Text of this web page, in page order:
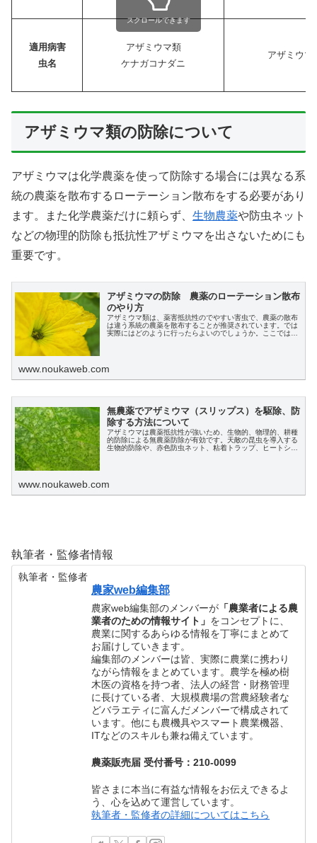
適用病害
虫名
アザミウマ類
ケナガコナダニ
アザミウマ
スクロールできます
アザミウマ類の防除について
アザミウマは化学農薬を使って防除する場合には異なる系
統の農薬を散布するローテーション散布をする必要があり
ます。また化学農薬だけに頼らず、 生物農薬や防虫ネット
などの物理的防除も抵抗性アザミウマを出さないためにも
重要です。
アザミウマの防除 農薬のローテーション散布
のやり方
アザミウマ類は、薬害抵抗性のでやすい害虫で、農薬の散布
は違う系統の農薬を散布することが推奨されています。では
実際にはどのように行ったらよいのでしょうか。ここではア
www.noukaweb.com
無農薬でアザミウマ（スリップス）を駆除、防
除する方法について
アザミウマは農薬抵抗性が強いため、生物的、物理的、耕種
的防除による無農薬防除が有効です。天敵の昆虫を導入する
生物的防除や、赤色防虫ネット、粘着トラップ、ヒートショ
www.noukaweb.com
執筆者・監修者情報
執筆者・監修者
農家web編集部
農家web編集部のメンバーが 「農業者による農
業者のための情報サイト」 をコンセプトに、
農業に関するあらゆる情報を丁寧にまとめて
お届けしていきます。
編集部のメンバーは皆、実際に農業に携わり
ながら情報をまとめています。農学を極め樹
木医の資格を持つ者、法人の経営・財務管理
に長けている者、大規模農場の営農経験者な
どバラエティに富んだメンバーで構成されて
います。他にも農機具やスマート農業機器、
ITなどのスキルも兼ね備えています。
農薬販売届 受付番号：210-0099
皆さまに本当に有益な情報をお伝えできるよ
う、心を込めて運営しています。
執筆者・監修者の詳細についてはこちら